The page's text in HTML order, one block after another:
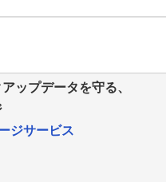
ップデータを守る、
ジサービス